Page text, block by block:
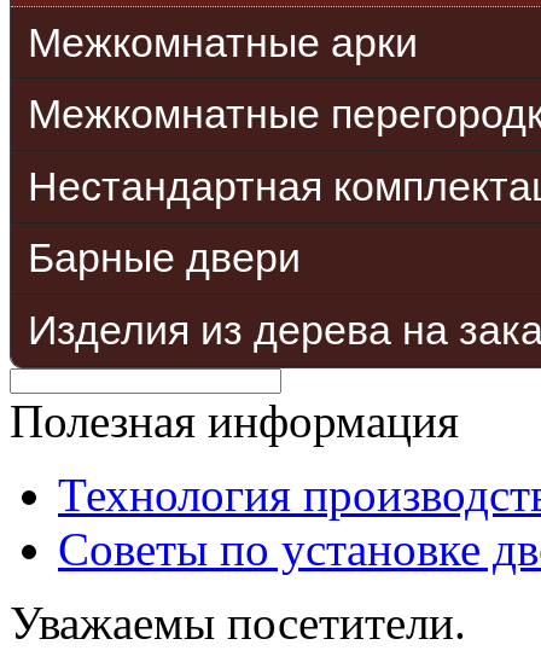
Межкомнатные арки
Межкомнатные
Нестандартная
Барные двери
Изделия из дерева на
Полезная информация
Технология
Советы по установке
Уважаемы посетители.